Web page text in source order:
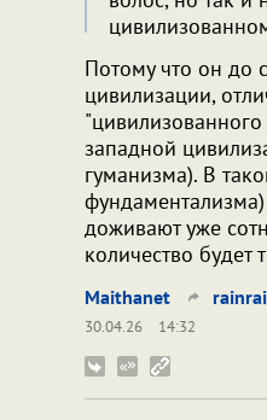
Потому что он до
цивилизации,
западной
гуманизма). В
доживают уже
количество будет
Maithanet
30.04.26
14:32